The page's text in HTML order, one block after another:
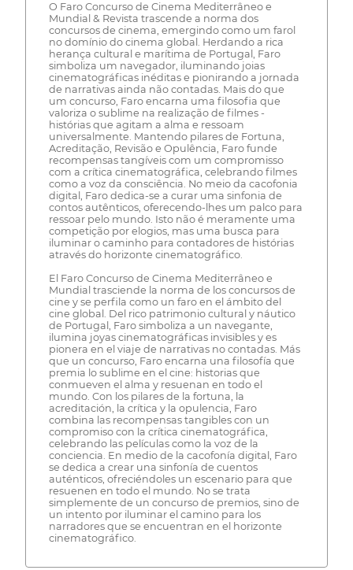
O Faro Concurso de Cinema Mediterrâneo e
Mundial & Revista trascende a norma dos
concursos de cinema, emergindo como um farol
no domínio do cinema global. Herdando a rica
herança cultural e marítima de Portugal, Faro
simboliza um navegador, iluminando joias
cinematográficas inéditas e pionirando a jornada
de narrativas ainda não contadas. Mais do que
um concurso, Faro encarna uma filosofia que
valoriza o sublime na realização de filmes -
histórias que agitam a alma e ressoam
universalmente. Mantendo pilares de Fortuna,
Acreditação, Revisão e Opulência, Faro funde
recompensas tangíveis com um compromisso
com a crítica cinematográfica, celebrando filmes
como a voz da consciência. No meio da cacofonia
digital, Faro dedica-se a curar uma sinfonia de
contos autênticos, oferecendo-lhes um palco para
ressoar pelo mundo. Isto não é meramente uma
competição por elogios, mas uma busca para
iluminar o caminho para contadores de histórias
através do horizonte cinematográfico.
El Faro Concurso de Cinema Mediterrâneo e
Mundial trasciende la norma de los concursos de
cine y se perfila como un faro en el ámbito del
cine global. Del rico patrimonio cultural y náutico
de Portugal, Faro simboliza a un navegante,
ilumina joyas cinematográficas invisibles y es
pionera en el viaje de narrativas no contadas. Más
que un concurso, Faro encarna una filosofía que
premia lo sublime en el cine: historias que
conmueven el alma y resuenan en todo el
mundo. Con los pilares de la fortuna, la
acreditación, la crítica y la opulencia, Faro
combina las recompensas tangibles con un
compromiso con la crítica cinematográfica,
celebrando las películas como la voz de la
conciencia. En medio de la cacofonía digital, Faro
se dedica a crear una sinfonía de cuentos
auténticos, ofreciéndoles un escenario para que
resuenen en todo el mundo. No se trata
simplemente de un concurso de premios, sino de
un intento por iluminar el camino para los
narradores que se encuentran en el horizonte
cinematográfico.